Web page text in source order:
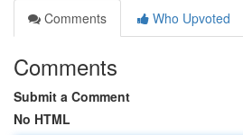
Comments
Who Upvoted
Comments
Submit a Comment
No HTML